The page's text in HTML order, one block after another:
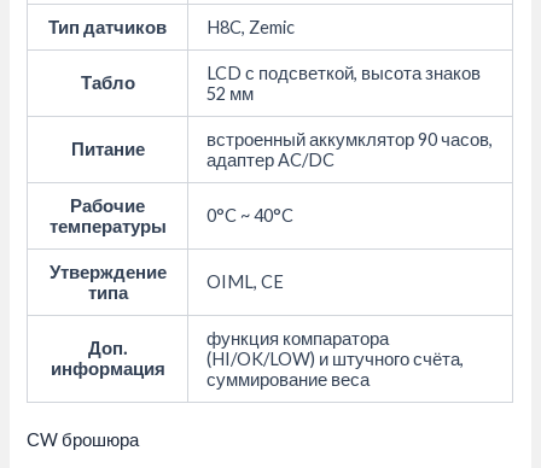
Тип датчиков H8C, Zemic
Табло
LCD с подсветкой, высота знаков
52 мм
Питание
встроенный аккумклятор 90 часов,
адаптер AC/DC
Рабочие
температуры
0°C ~ 40°C
Утверждение
типа
OIML, CE
Доп.
информация
функция компаратора
(HI/OK/LOW) и штучного счёта,
суммирование веса
СW брошюра